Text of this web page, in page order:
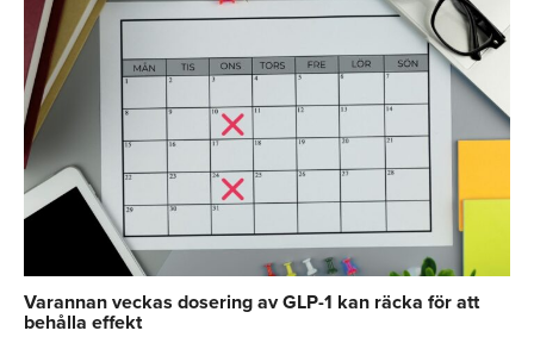
Varannan veckas dosering av GLP-1 kan räcka för att
behålla effekt